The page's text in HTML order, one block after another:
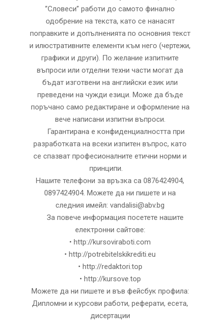
”Словеси” работи до самото финално
одобрение на текста, като се нанасят
поправките и допълненията по основния текст
и илюстративните елементи към него (чертежи,
графики и други). По желание изпитните
въпроси или отделни техни части могат да
бъдат изготвени на английски език или
преведени на чужди езици. Може да бъде
поръчано само редактиране и оформление на
вече написани изпитни въпроси.
Гарантирана е конфиденциалността при
разработката на всеки изпитен въпрос, като
се спазват професионалните етични норми и
принципи.
Нашите телефони за връзка са 0876424904,
0897424904. Можете да ни пишете и на
следния имейл: vandalisi@abv.bg
За повече информация посетете нашите
електронни сайтове:
• http://kursoviraboti.com
• http://potrebitelskikrediti.eu
• http://redaktori.top
• http://kursove.top
Можете да ни пишете и във фейсбук профила:
Дипломни и курсови работи, реферати, есета,
дисертации